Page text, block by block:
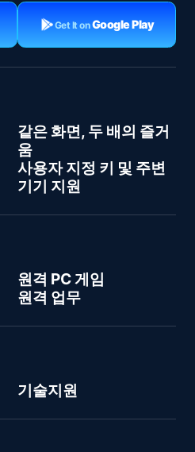
Get It onGoogle Play
같은 화면, 두 배의 즐거
움
사용자 지정 키 및 주변
기기 지원
원격 PC 게임
원격 업무
기술지원